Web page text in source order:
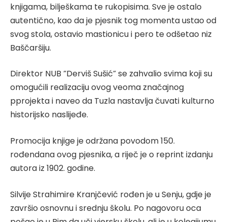
knjigama, bilješkama te rukopisima. Sve je ostalo
autentično, kao da je pjesnik tog momenta ustao od
svog stola, ostavio mastionicu i pero te odšetao niz
Baščaršiju.
Direktor NUB ”Derviš Sušić” se zahvalio svima koji su
omogućili realizaciju ovog veoma značajnog
pprojekta i naveo da Tuzla nastavlja čuvati kulturno
historijsko naslijeđe.
Promocija knjige je održana povodom 150.
rođendana ovog pjesnika, a riječ je o reprint izdanju
autora iz 1902. godine.
Silvije Strahimire Kranjčević rođen je u Senju, gdje je
završio osnovnu i srednju školu. Po nagovoru oca